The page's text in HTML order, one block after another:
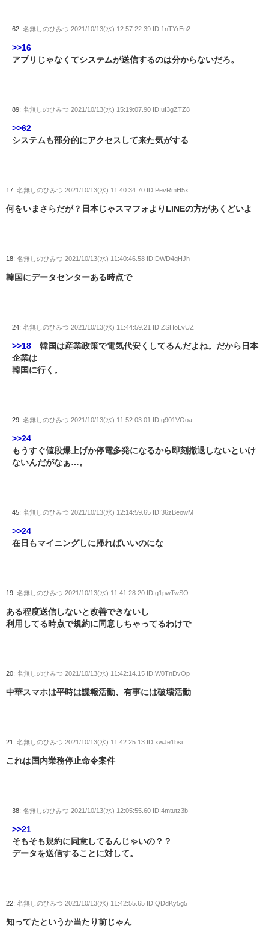
62: 名無しのひみつ 2021/10/13(水) 12:57:22.39 ID:1nTYrEn2
>>16
アプリじゃなくてシステムが送信するのは分からないだろ。
89: 名無しのひみつ 2021/10/13(水) 15:19:07.90 ID:uI3gZTZ8
>>62
システムも部分的にアクセスして来た気がする
17: 名無しのひみつ 2021/10/13(水) 11:40:34.70 ID:PevRmH5x
何をいまさらだが？日本じゃスマフォよりLINEの方があくどいよ
18: 名無しのひみつ 2021/10/13(水) 11:40:46.58 ID:DWD4gHJh
韓国にデータセンターある時点で
24: 名無しのひみつ 2021/10/13(水) 11:44:59.21 ID:ZSHoLvUZ
>>18 韓国は産業政策で電気代安くしてるんだよね。だから日本
企業は
韓国に行く。
29: 名無しのひみつ 2021/10/13(水) 11:52:03.01 ID:g901VOoa
>>24
もうすぐ値段爆上げか停電多発になるから即刻撤退しないといけ
ないんだがなぁ…。
45: 名無しのひみつ 2021/10/13(水) 12:14:59.65 ID:36zBeowM
>>24
在日もマイニングしに帰ればいいのにな
19: 名無しのひみつ 2021/10/13(水) 11:41:28.20 ID:g1pwTwSO
ある程度送信しないと改善できないし
利用してる時点で規約に同意しちゃってるわけで
20: 名無しのひみつ 2021/10/13(水) 11:42:14.15 ID:W0TnDvOp
中華スマホは平時は諜報活動、有事には破壊活動
21: 名無しのひみつ 2021/10/13(水) 11:42:25.13 ID:xwJe1bsi
これは国内業務停止命令案件
38: 名無しのひみつ 2021/10/13(水) 12:05:55.60 ID:4mtutz3b
>>21
そもそも規約に同意してるんじゃいの？？
データを送信することに対して。
22: 名無しのひみつ 2021/10/13(水) 11:42:55.65 ID:QDdKy5g5
知ってたというか当たり前じゃん